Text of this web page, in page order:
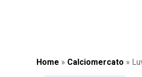
Home » Calciomercato »